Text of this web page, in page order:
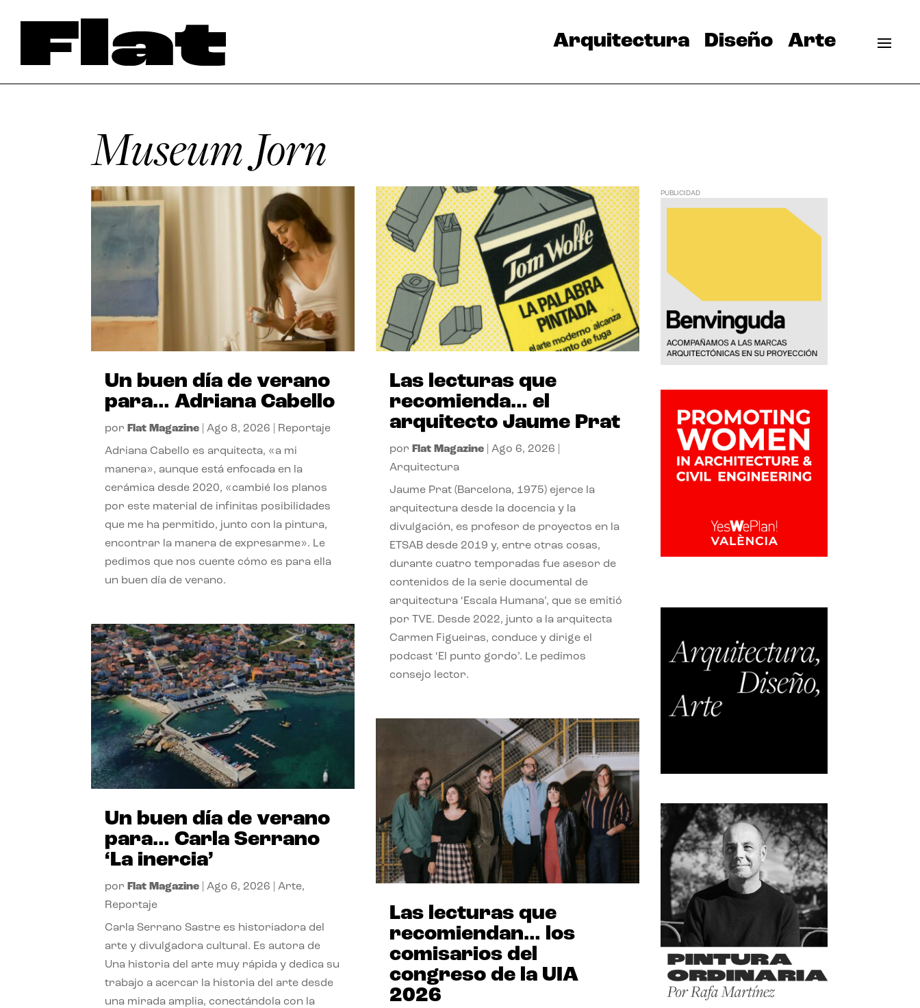
Arquitectura Diseño Arte
Museum Jorn
Un buen día de verano
para… Adriana Cabello
por Flat Magazine |Ago 8, 2026 Reportaje
Adriana Cabello es arquitecta, «a mi
manera», aunque está enfocada en la
cerámica desde 2020, «cambié los planos
por este material de infinitas posibilidades
que me ha permitido, junto con la pintura,
encontrar la manera de expresarme». Le
pedimos que nos cuente cómo es para ella
un buen día de verano.
Un buen día de verano
para… Carla Serrano
‘La inercia’
por Flat Magazine |Ago 6, 2026 |Arte,
Reportaje
Carla Serrano Sastre es historiadora del
arte y divulgadora cultural. Es autora de
Una historia del arte muy rápida y dedica su
trabajo a acercar la historia del arte desde
una mirada amplia, conectándola con la
Las lecturas que
recomienda… el
arquitecto Jaume Prat
por Flat Magazine| Ago 6, 2026
Arquitectura
Jaume Prat (Barcelona, 1975) ejerce la
arquitectura desde la docencia y la
divulgación, es profesor de proyectos en la
ETSAB desde 2019 y, entre otras cosas,
durante cuatro temporadas fue asesor de
contenidos de la serie documental de
arquitectura ‘Escala Humana’, que se emitió
por TVE. Desde 2022, junto a la arquitecta
Carmen Figueiras, conduce y dirige el
podcast ‘El punto gordo’. Le pedimos
consejo lector.
Las lecturas que
recomiendan… los
comisarios del
congreso de la UIA
2026
PUBLICIDAD